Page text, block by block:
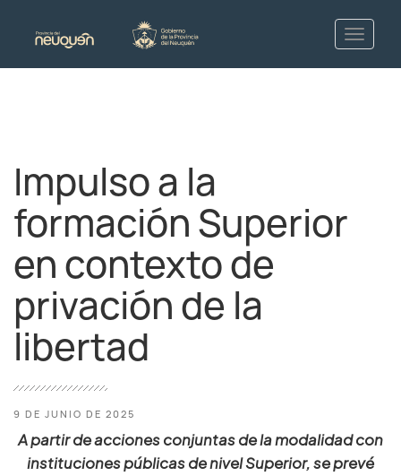
Impulso a la
formación Superior
en contexto de
privación de la
libertad
9 DE JUNIO DE 2025
A partir de acciones conjuntas de la modalidad con
instituciones públicas de nivel Superior, se prevé